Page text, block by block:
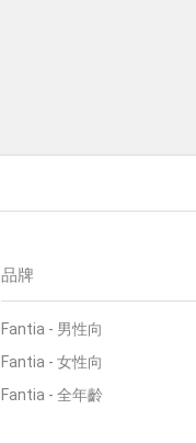
品牌
Fantia - 男性向
Fantia - 女性向
Fantia - 全年齡